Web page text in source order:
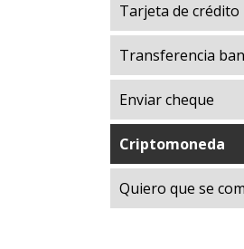
Tarjeta de crédito
Transferencia
Enviar cheque
Criptomoneda
Quiero que se